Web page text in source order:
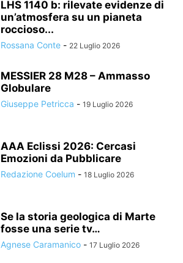
LHS 1140 b: rilevate evidenze di
un’atmosfera su un pianeta
roccioso...
Rossana Conte - 22 Luglio 2026
MESSIER 28 M28 – Ammasso
Globulare
Giuseppe Petricca - 19 Luglio 2026
AAA Eclissi 2026: Cercasi
Emozioni da Pubblicare
Redazione Coelum - 18 Luglio 2026
Se la storia geologica di Marte
fosse una serie tv…
Agnese Caramanico - 17 Luglio 2026